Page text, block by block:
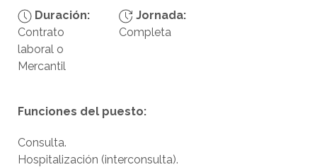
Duración:
Contrato
laboral o
Mercantil
Jornada:
Completa
Funciones del puesto:
Consulta.
Hospitalización (interconsulta).